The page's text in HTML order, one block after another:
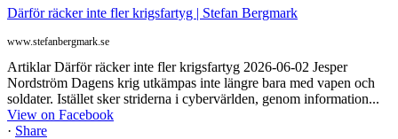
Därför räcker inte fler krigsfartyg | Stefan Bergmark
www.stefanbergmark.se
Artiklar Därför räcker inte fler krigsfartyg 2026-06-02 Jesper
Nordström Dagens krig utkämpas inte längre bara med vapen och
soldater. Istället sker striderna i cybervärlden, genom information...
View on Facebook
· Share